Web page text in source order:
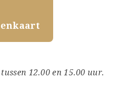
12.00 en 15.00 uur.